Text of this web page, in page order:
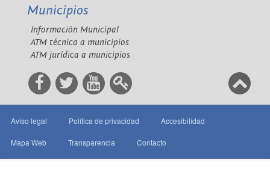
Municipios
Información Municipal
ATM técnica a municipios
ATM jurídica a municipios
Aviso legal Política de privacidad Accesibilidad
Mapa Web Transparencia Contacto